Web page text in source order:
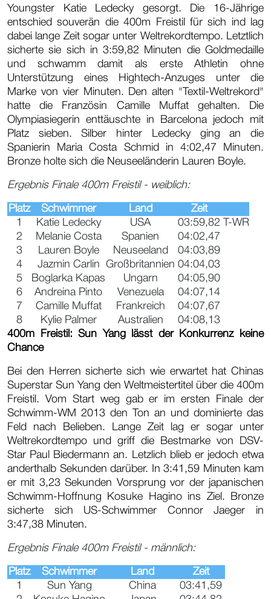
Youngster Katie Ledecky gesorgt. Die 16-Jährige
entschied souverän die 400m Freistil für sich ind lag
dabei lange Zeit sogar unter Weltrekordtempo. Letztlich
sicherte sie sich in 3:59,82 Minuten die Goldmedaille
und schwamm damit als erste Athletin ohne
Unterstützung eines Hightech-Anzuges unter die
Marke von vier Minuten. Den alten "Textil-Weltrekord"
hatte die Französin Camille Muffat gehalten. Die
Olympiasiegerin enttäuschte in Barcelona jedoch mit
Platz sieben. Silber hinter Ledecky ging an die
Spanierin Maria Costa Schmid in 4:02,47 Minuten.
Bronze holte sich die Neuseeländerin Lauren Boyle.
Ergebnis Finale 400m Freistil - weiblich:
Platz Schwimmer Land
Zeit
1
Katie Ledecky USA 03:59,82
T-WR
2
Melanie Costa Spanien
04:02,47
3
Lauren Boyle Neuseeland
04:03,89
4
Jazmin Carlin Großbritannien 04:04,03
5
Boglarka Kapas Ungarn
04:05,90
6
Andreina Pinto Venezuela
04:07,14
7
Camille Muffat Frankreich
04:07,67
8
Kylie Palmer Australien
04:08,13
400m Freistil: Sun Yang lässt der Konkurrenz keine
Chance
Bei den Herren sicherte sich wie erwartet hat Chinas
Superstar Sun Yang den Weltmeistertitel über die 400m
Freistil. Vom Start weg gab er im ersten Finale der
Schwimm-WM 2013 den Ton an und dominierte das
Feld nach Belieben. Lange Zeit lag er sogar unter
Weltrekordtempo und griff die Bestmarke von DSV-
Star Paul Biedermann an. Letzlich blieb er jedoch etwa
anderthalb Sekunden darüber. In 3:41,59 Minuten kam
er mit 3,23 Sekunden Vorsprung vor der japanischen
Schwimm-Hoffnung Kosuke Hagino ins Ziel. Bronze
sicherte sich US-Schwimmer Connor Jaeger in
3:47,38 Minuten.
Ergebnis Finale 400m Freistil - männlich:
Platz Schwimmer Land
Zeit
1
Sun Yang China
03:41,59